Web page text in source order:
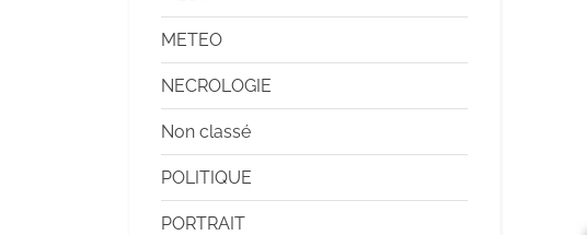
METEO
NECROLOGIE
Non classé
POLITIQUE
PORTRAIT